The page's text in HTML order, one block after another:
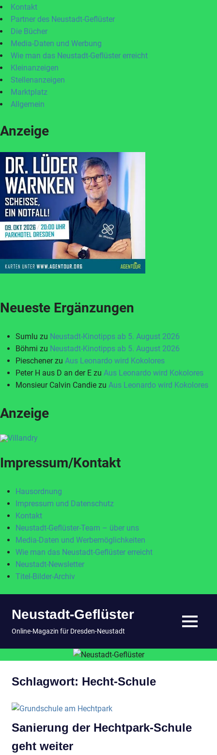
Kontakt
Partner des Neustadt-Geflüster
Die Bücher
Media-Daten und Werbung
Wie man das Neustadt-Geflüster erreicht
Kleinanzeigen
Stellenanzeigen
Marktplatz
Allgemein
Anzeige
Neueste Ergänzungen
Sumlu zu Neustadt-Kinotipps ab 5. August 2026
Böhmi zu Neustadt-Kinotipps ab 5. August 2026
Pieschenerzu Aus Leonardo wird Kokolores
Peter H aus D an der E zu Aus Leonardo wird Kokolores
Monsieur Calvin Candie zu Aus Leonardo wird Kokolores
Anzeige
Impressum/Kontakt
Hausordnung
Impressum und Datenschutz
Kontakt
Neustadt-Geflüster-Team – über uns
Media-Daten und Werbemöglichkeiten
Wie man das Neustadt-Geflüster erreicht
Neustadt-Newsletter
Titel-Bilder-Archiv
InhaltNeustadt-Geflüster
Online-Magazin für Dresden-Neustadt MENÜ
Schlagwort: Hecht-Schule
Sanierung der Hechtpark-Schule
geht weiter